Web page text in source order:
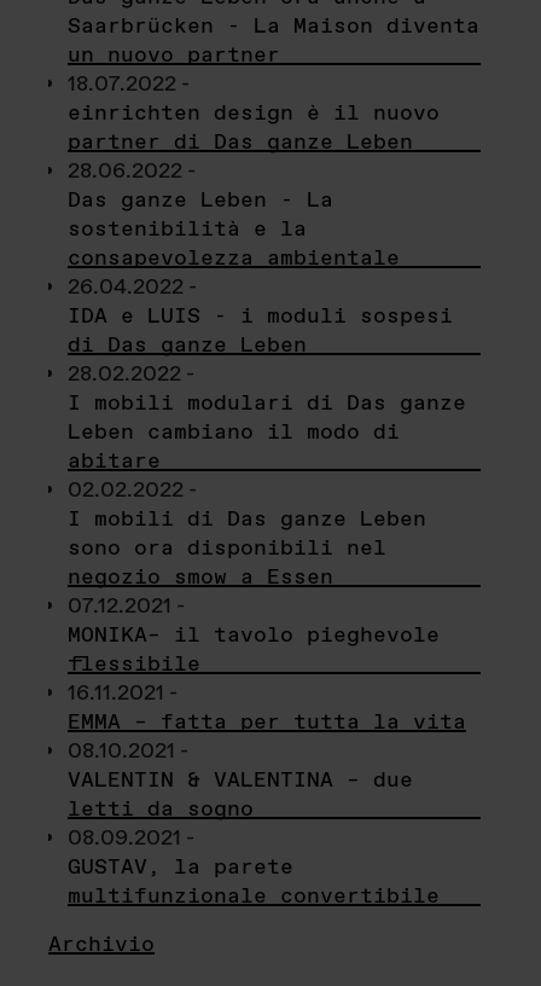
Saarbrücken - La Maison diventa
un nuovo partner
18.07.2022 -
einrichten design è il nuovo
partner di Das ganze Leben
28.06.2022 -
Das ganze Leben - La
sostenibilità e la
consapevolezza ambientale
26.04.2022 -
IDA e LUIS - i moduli sospesi
di Das ganze Leben
28.02.2022 -
I mobili modulari di Das ganze
Leben cambiano il modo di
abitare
02.02.2022 -
I mobili di Das ganze Leben
sono ora disponibili nel
negozio smow a Essen
07.12.2021 -
MONIKA– il tavolo pieghevole
flessibile
16.11.2021 -
EMMA – fatta per tutta la vita
08.10.2021 -
VALENTIN & VALENTINA – due
letti da sogno
08.09.2021 -
GUSTAV, la parete
multifunzionale convertibile
Archivio